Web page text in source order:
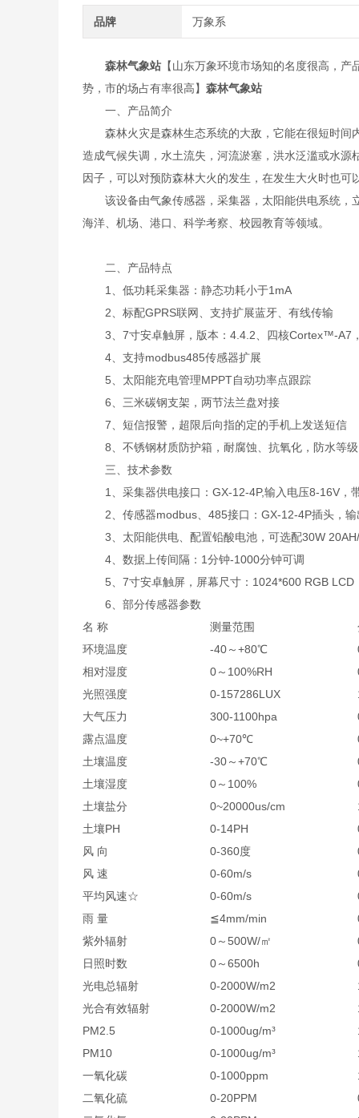
品牌 万象系
森林气象站【山东万象环境市场知的名度很高，产
势，市的场占有率很高】 森林气象站
一、产品简介
森林火灾是森林生态系统的大敌，它能在很短时间
造成气候失调，水土流失，河流淤塞，洪水泛滥或水
因子，可以对预防森林大火的发生，在发生大火时也
该设备由气象传感器，采集器，太阳能供电系统，
海洋、机场、港口、科学考察、校园教育等领域。
二、产品特点
1、低功耗采集器：静态功耗小于1mA
2、标配GPRS联网、支持扩展蓝牙、有线传输
3、7寸安卓触屏，版本：4.4.2、四核Cortex™-A7
4、支持modbus485传感器扩展
5、太阳能充电管理MPPT自动功率点跟踪
6、三米碳钢支架，两节法兰盘对接
7、短信报警，超限后向指的定的手机上发送短信
8、不锈钢材质防护箱，耐腐蚀、抗氧化，防水等级
三、技术参数
1、采集器供电接口：GX-12-4P,输入电压8-16V，
2、传感器modbus、485接口：GX-12-4P插头，输
3、太阳能供电、配置铅酸电池，可选配30W 20AH/
4、数据上传间隔：1分钟-1000分钟可调
5、7寸安卓触屏，屏幕尺寸：1024*600 RGB LCD
6、部分传感器参数
名 称
测量范围
环境温度
-40～+80℃
相对湿度
0～100%RH
光照强度
0-157286LUX
大气压力
300-1100hpa
露点温度
0~+70℃
土壤温度
-30～+70℃
土壤湿度
0～100%
土壤盐分
0~20000us/cm
土壤PH
0-14PH
风 向
0-360度
风 速
0-60m/s
平均风速☆
0-60m/s
雨 量
≦4mm/min
紫外辐射
0～500W/㎡
日照时数
0～6500h
光电总辐射
0-2000W/m2
光合有效辐射
0-2000W/m2
PM2.5
0-1000ug/m³
PM10
0-1000ug/m³
一氧化碳
0-1000ppm
二氧化硫
0-20PPM